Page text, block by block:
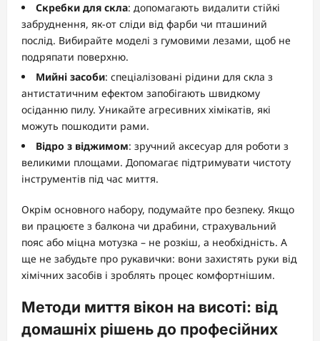
Скребки для скла: допомагають видалити стійкі
забруднення, як-от сліди від фарби чи пташиний
послід. Вибирайте моделі з гумовими лезами, щоб не
подряпати поверхню.
Мийні засоби: спеціалізовані рідини для скла з
антистатичним ефектом запобігають швидкому
осіданню пилу. Уникайте агресивних хімікатів, які
можуть пошкодити рами.
Відро з віджимом: зручний аксесуар для роботи з
великими площами. Допомагає підтримувати чистоту
інструментів під час миття.
Окрім основного набору, подумайте про безпеку. Якщо
ви працюєте з балкона чи драбини, страхувальний
пояс або міцна мотузка – не розкіш, а необхідність. А
ще не забудьте про рукавички: вони захистять руки від
хімічних засобів і зроблять процес комфортнішим.
Методи миття вікон на висоті: від
домашніх рішень до професійних